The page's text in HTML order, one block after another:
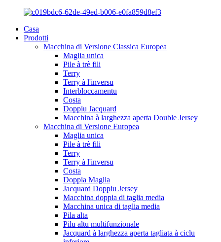
Casa
Prodotti
Macchina di Versione Classica Europea
Maglia unica
Pile à trè fili
Terry
Terry à l'inversu
Interbloccamentu
Costa
Doppiu Jacquard
Macchina à larghezza aperta Double Jersey
Macchina di Versione Europea
Maglia unica
Pile à trè fili
Terry
Terry à l'inversu
Costa
Doppia Maglia
Jacquard Doppiu Jersey
Macchina doppia di taglia media
Macchina unica di taglia media
Pila alta
Pilu altu multifunzionale
Jacquard à larghezza aperta tagliata à ciclu